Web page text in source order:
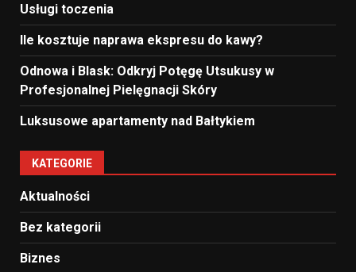
Usługi toczenia
Ile kosztuje naprawa ekspresu do kawy?
Odnowa i Blask: Odkryj Potęgę Utsukusy w
Profesjonalnej Pielęgnacji Skóry
Luksusowe apartamenty nad Bałtykiem
KATEGORIE
Aktualności
Bez kategorii
Biznes